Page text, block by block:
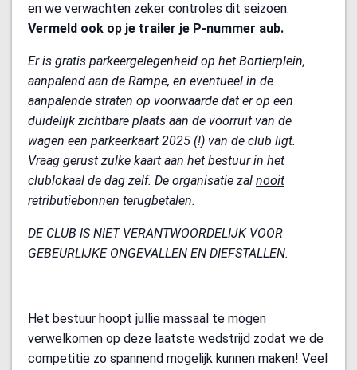
en we verwachten zeker controles dit seizoen.
Vermeld ook op je trailer je P-nummer aub.
Er is gratis parkeergelegenheid op het Bortierplein,
aanpalend aan de Rampe, en eventueel in de
aanpalende straten op voorwaarde dat er op een
duidelijk zichtbare plaats aan de voorruit van de
wagen een parkeerkaart 2025 (!) van de club ligt.
Vraag gerust zulke kaart aan het bestuur in het
clublokaal de dag zelf. De organisatie zal nooit
retributiebonnen terugbetalen.
DE CLUB IS NIET VERANTWOORDELIJK VOOR
GEBEURLIJKE ONGEVALLEN EN DIEFSTALLEN.
Het bestuur hoopt jullie massaal te mogen
verwelkomen op deze laatste wedstrijd zodat we de
competitie zo spannend mogelijk kunnen maken! Veel